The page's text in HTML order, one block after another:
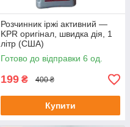
Розчинник іржі активний —
KPR оригінал, швидка дія, 1
літр (США)
Готово до відправки 6 од.
199 ₴ 400 ₴
Купити